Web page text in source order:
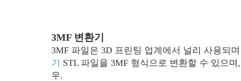
3MF 변환기
3MF 파일은 3D 프린팅 업계에서 널리 사용되
기
STL 파일을 3MF 형식으로 변환할 수 있으며,
우.